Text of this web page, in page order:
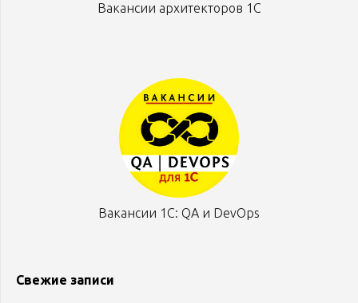
Вакансии архитекторов 1С
Вакансии 1С: QA и DevOps
Свежие записи